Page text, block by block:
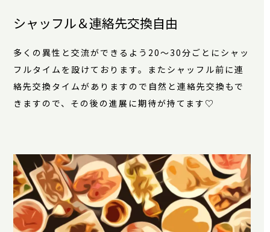
シャッフル＆連絡先交換自由
多くの異性と交流ができるよう20～30分ごとにシャッ
フルタイムを設けております。またシャッフル前に連
絡先交換タイムがありますので自然と連絡先交換もで
きますので、その後の進展に期待が持てます♡